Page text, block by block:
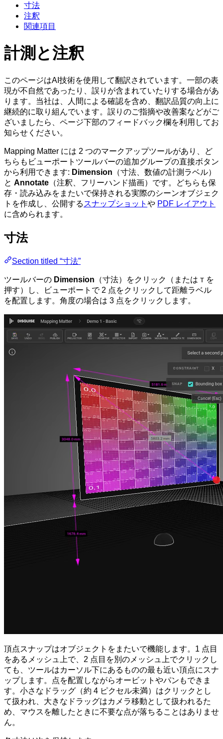
寸法
注釈
関連項目
計測と注釈
このページはAI技術を使用して翻訳されています。一部の表
現が不自然であったり、誤りが含まれていたりする場合があ
ります。当社は、人間による確認を含め、翻訳品質の向上に
継続的に取り組んでいます。誤りのご指摘や改善案などがご
ざいましたら、ページ下部のフィードバック欄を利用してお
知らせください。
Mapping Matter には 2 つのマークアップツールがあり、ど
ちらもビューポートツールバーの追加グループの直接ボタン
から利用できます: Dimension （寸法、数値の計測ラベル）
と Annotate （注釈、フリーハンド描画）です。どちらも保
存・読み込みをまたいで保持される実際のシーンオブジェク
トを作成し、公開する スナップショット や PDF レイアウト
に含められます。
寸法
Section titled “寸法”
ツールバーの Dimension （寸法）をクリック（または T を
押す）し、ビューポートで 2 点をクリックして距離ラベル
を配置します。角度の場合は 3 点をクリックします。
頂点スナップはオブジェクトをまたいで機能します。1 点目
をあるメッシュ上で、2 点目を別のメッシュ上でクリックし
ても、ツールはカーソル下にあるものの最も近い頂点にスナ
ップします。点を配置しながらオービットやパンもできま
す。小さなドラッグ（約 4 ピクセル未満）はクリックとし
て扱われ、大きなドラッグはカメラ移動として扱われるた
め、マウスを離したときに不要な点が落ちることはありませ
ん。